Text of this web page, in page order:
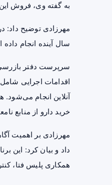
به گفته وی، فروش
مهرزادی توضیح داد:
سال آینده انجام
سرپرست دفتر بازرسی
اقدامات اجرایی
آنلاین انجام
خرید دارو از منابع
مهرزادی بر اهمیت
داد و بیان کرد: این
همکاری پلیس فتا،